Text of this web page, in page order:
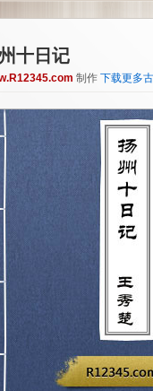
十日记
制作 下载更多